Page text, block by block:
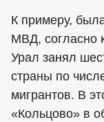
К примеру,
МВД, согласно
Урал занял
страны по
мигрантов. В
«Кольцово» в